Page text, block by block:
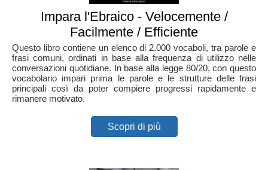
Impara l'Ebraico - Velocemente /
Facilmente / Efficiente
Questo libro contiene un elenco di 2.000 vocaboli, tra parole e
frasi comuni, ordinati in base alla frequenza di utilizzo nelle
conversazioni quotidiane. In base alla legge 80/20, con questo
vocabolario impari prima le parole e le strutture delle frasi
principali così da poter compiere progressi rapidamente e
rimanere motivato.
Scopri di più